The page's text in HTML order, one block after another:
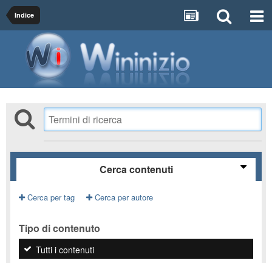
Indice
Cerca contenuti
Cerca per tag Cerca per autore
Tipo di contenuto
Tutti i contenuti